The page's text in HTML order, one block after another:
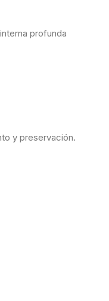
profunda
y preservación.